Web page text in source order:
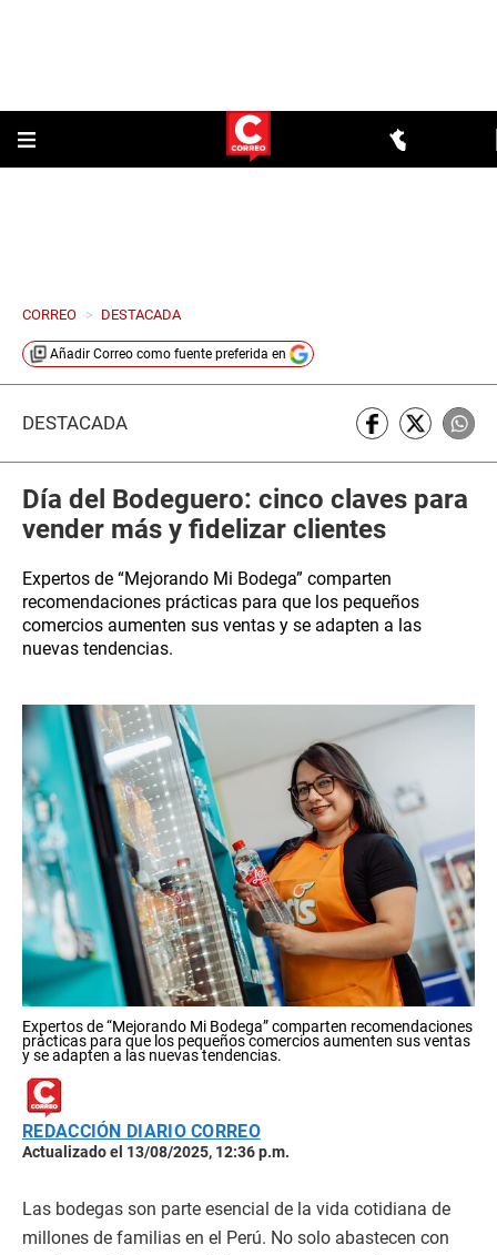
CORREO > DESTACADA
Añadir Correo como fuente preferida en
DESTACADA
Día del Bodeguero: cinco claves para
vender más y fidelizar clientes
Expertos de “Mejorando Mi Bodega” comparten
recomendaciones prácticas para que los pequeños
comercios aumenten sus ventas y se adapten a las
nuevas tendencias.
Expertos de “Mejorando Mi Bodega” comparten recomendaciones
prácticas para que los pequeños comercios aumenten sus ventas
y se adapten a las nuevas tendencias.
REDACCIÓN DIARIO CORREO
Actualizado el 13/08/2025, 12:36 p.m.
Las bodegas son parte esencial de la vida cotidiana de
millones de familias en el Perú. No solo abastecen con